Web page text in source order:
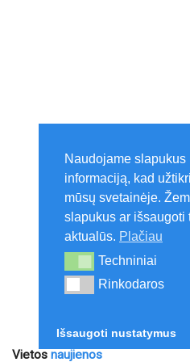
Vietos naujienos
Naudojame
informaciją, kad
mūsų svetainėje.
slapukus ar išsaugoti
aktualūs. Plačiau
Techniniai
Techniniai
Rinkodaros
Rinkodaros
Išsaugoti nustatymus